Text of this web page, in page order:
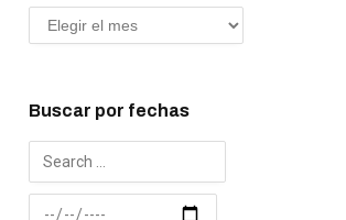
Buscar por fechas